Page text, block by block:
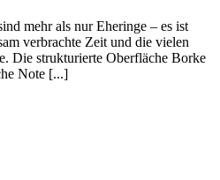
mehr als nur Eheringe – es ist
verbrachte Zeit und die vielen
Die strukturierte Oberfläche Borke
Note [...]